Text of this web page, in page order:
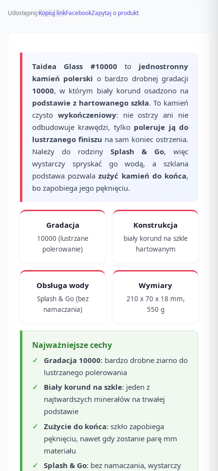
Udostępnij:Kopiuj linkFacebookZapytaj o produkt
Taidea Glass #10000 to jednostronny
kamień polerski o bardzo drobnej gradacji
10000, w którym biały korund osadzono na
podstawie z hartowanego szkła. To kamień
czysto wykończeniowy: nie ostrzy ani nie
odbudowuje krawędzi, tylko poleruje ją do
lustrzanego finiszu na sam koniec ostrzenia.
Należy do rodziny Splash & Go, więc
wystarczy spryskać go wodą, a szklana
podstawa pozwalazużyć kamień do końca,
bo zapobiega jego pęknięciu.
Gradacja
10000 (lustrzane
polerowanie)
Konstrukcja
biały korund na szkle
hartowanym
Obsługa wody
Splash & Go (bez
namaczania)
Wymiary
210 x 70 x 18 mm,
550 g
Najważniejsze cechy
Gradacja 10000: bardzo drobne ziarno do
lustrzanego polerowania
Biały korund na szkle: jeden z
najtwardszych minerałów na trwałej
podstawie
Zużycie do końca: szkło zapobiega
pęknięciu, nawet gdy zostanie parę mm
materiału
Splash & Go: bez namaczania, wystarczy